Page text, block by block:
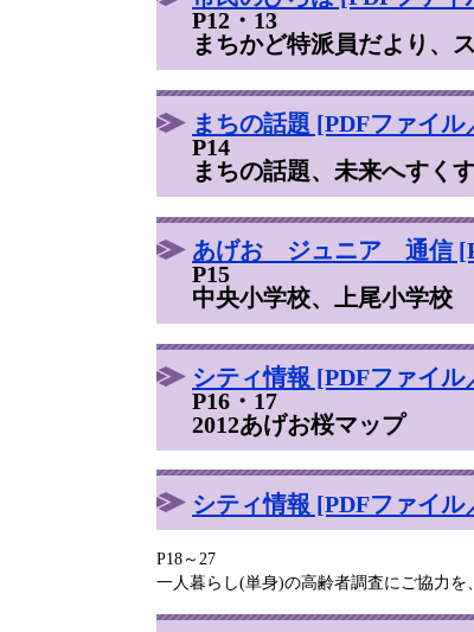
P12・13
まちかど特派員だより、
まちの話題 [PDFファイル
P14
まちの話題、未来へすく
あげお ジュニア 通信
P15
中央小学校、上尾小学校
シティ情報 [PDFファイル
P16・17
2012あげお桜マップ
シティ情報 [PDFファイル
P18～27
一人暮らし(単身)の高齢者調査にご協力